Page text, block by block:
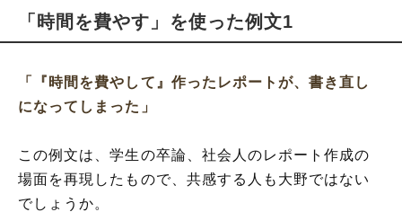
「時間を費やす」を使った例文1
「『時間を費やして』作ったレポートが、書き直し
になってしまった」
この例文は、学生の卒論、社会人のレポート作成の
場面を再現したもので、共感する人も大野ではない
でしょうか。